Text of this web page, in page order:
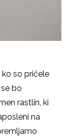
ko so pričele
bo
rastlin, ki
na